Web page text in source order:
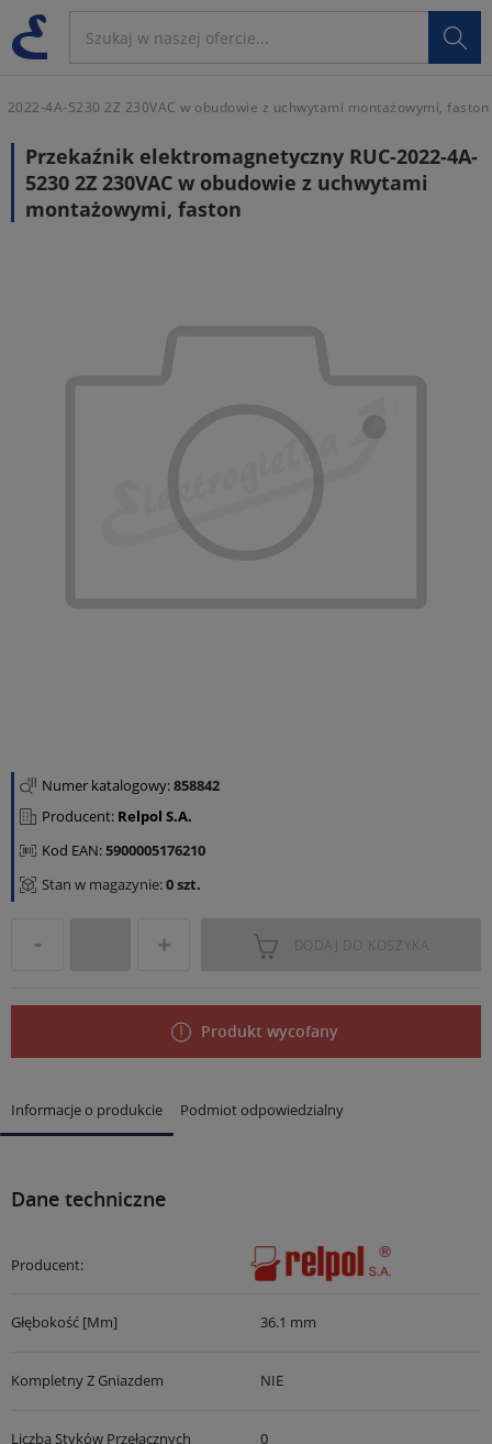

2022-4A-5230 2Z 230VAC w obudowie z uchwytami montażowymi, faston
Przekaźnik elektromagnetyczny RUC-2022-4A-
5230 2Z 230VAC w obudowie z uchwytami
montażowymi, faston
Numer katalogowy:858842
Producent: Relpol S.A.
Kod EAN:5900005176210
Stan w magazynie:0 szt.
DODAJ DO KOSZYKA
Produkt wycofany
Informacje o produkcie Podmiot odpowiedzialny
Dane techniczne
Producent:
Głębokość [mm] 36.1 mm
Kompletny Z Gniazdem NIE
Liczba Styków Przełącznych 0